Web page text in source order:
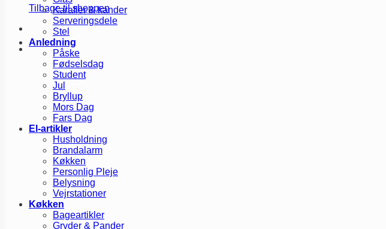
Tilbage til shoppen
Karafler & kander
Serveringsdele
Stel
Anledning
Påske
Fødselsdag
Student
Jul
Bryllup
Mors Dag
Fars Dag
El-artikler
Husholdning
Brandalarm
Køkken
Personlig Pleje
Belysning
Vejrstationer
Køkken
Bageartikler
Gryder & Pander